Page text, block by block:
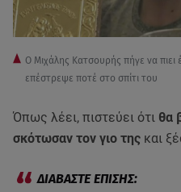
Ο Μιχάλης Κατσουρής πήγε να
επέστρεψε ποτέ στο σπίτι του
Όπως λέει, πιστεύει ότι θα
σκότωσαν τον γιο της και